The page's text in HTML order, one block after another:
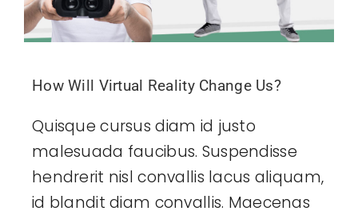
How Will Virtual Reality Change Us?
Quisque cursus diam id justo
malesuada faucibus. Suspendisse
hendrerit nisl convallis lacus aliquam,
id blandit diam convallis. Maecenas